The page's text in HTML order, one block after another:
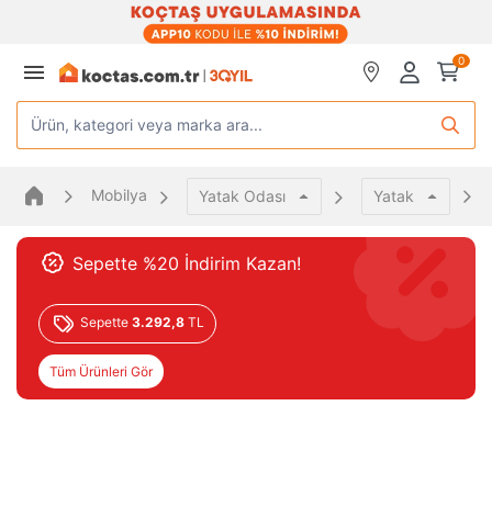
0
Ürün, kategori veya marka ara...
Mobilya Yatak Odası Yatak
Sepette %20 İndirim Kazan!
Sepette 3.292,8 TL
Tüm Ürünleri Gör